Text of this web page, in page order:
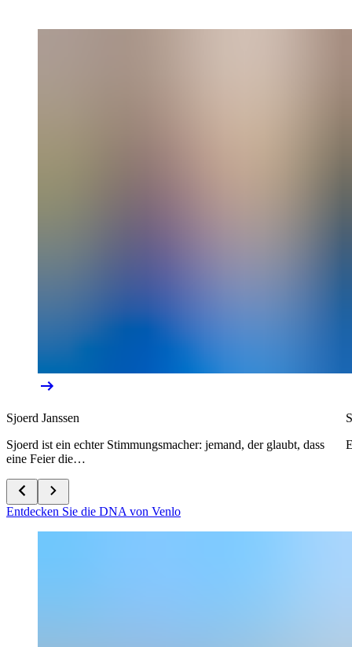
Sjoerd Janssen
Sjoerd ist ein echter Stimmungsmacher: jemand, der glaubt, dass
eine Feier die…
Entdecken Sie die DNA von Venlo